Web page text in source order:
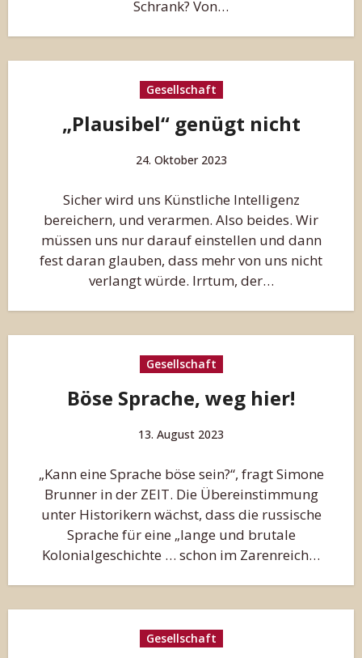
Schrank? Von…
Gesellschaft
„Plausibel“ genügt nicht
24. Oktober 2023
Sicher wird uns Künstliche Intelligenz
bereichern, und verarmen. Also beides. Wir
müssen uns nur darauf einstellen und dann
fest daran glauben, dass mehr von uns nicht
verlangt würde. Irrtum, der…
Gesellschaft
Böse Sprache, weg hier!
13. August 2023
„Kann eine Sprache böse sein?“, fragt Simone
Brunner in der ZEIT. Die Übereinstimmung
unter Historikern wächst, dass die russische
Sprache für eine „lange und brutale
Kolonialgeschichte … schon im Zarenreich…
Gesellschaft